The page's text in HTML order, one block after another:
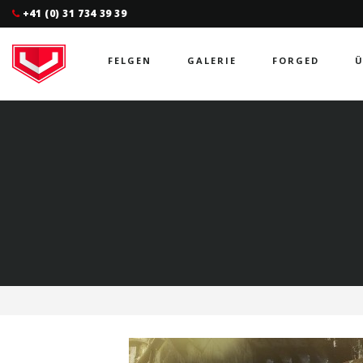
+41 (0) 31 734 39 39
FELGEN GALERIE FORGED